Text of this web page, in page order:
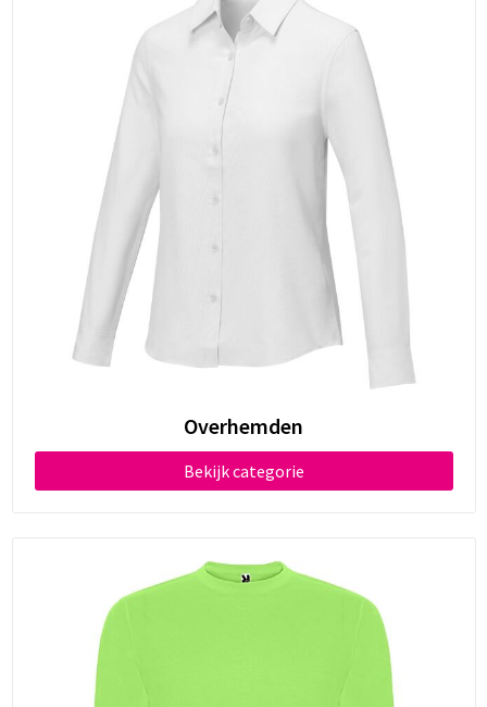
Overhemden
Bekijk categorie